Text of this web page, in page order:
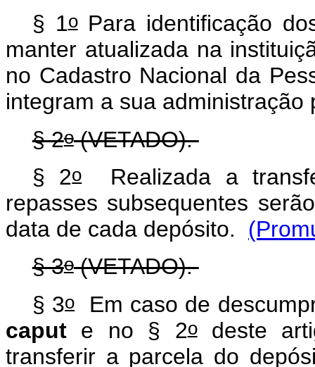
§ 1oPara identificação
manter atualizada na
no Cadastro Nacional da
integram a sua
§ 2o(VETADO).
§ 2oRealizada a
repasses subsequentes
data de cada depósito.
§ 3o(VETADO).
§ 3oEm caso de
caput e no § 2odeste
transferir a parcela do